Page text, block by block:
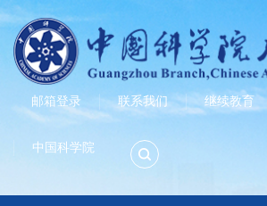
邮箱登录 联系我们 继续教育
中国科学院